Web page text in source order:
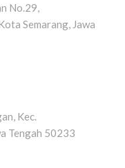
No.29,
Semarang, Jawa
Kec.
Tengah 50233